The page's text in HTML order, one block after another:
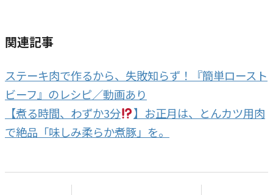
関連記事
ステーキ肉で作るから、失敗知らず！『簡単ロースト
ビーフ』のレシピ／動画あり
【煮る時間、わずか3分
】お正月は、とんカツ用肉
で絶品「味しみ柔らか煮豚」を。